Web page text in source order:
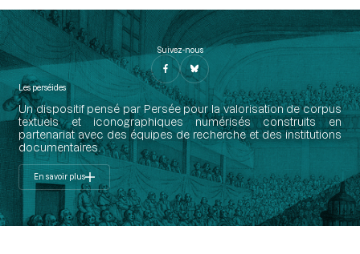
Suivez-nous
Les perséides
Un dispositif pensé par Persée pour la valorisation de corpus
textuels et iconographiques numérisés construits en
partenariat avec des équipes de recherche et des institutions
documentaires.
En savoir plus